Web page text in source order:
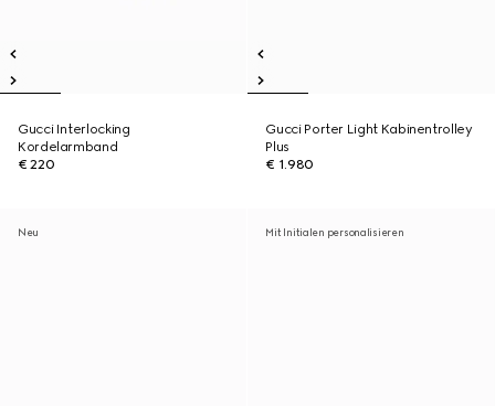
Gucci Interlocking
Kordelarmband
€ 220
Gucci Porter Light Kabinentrolley
Plus
€ 1.980
Neu Mit Initialen personalisieren